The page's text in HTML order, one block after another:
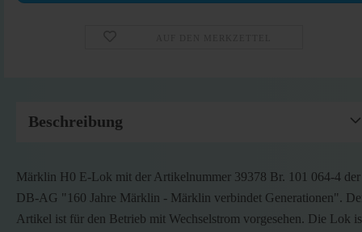
Beschreibung
Märklin H0 E-Lok mit der Artikelnummer 39378 Br. 101 064-4 der
DB-AG "160 Jahre Märklin - Märklin verbindet Generationen".
Artikel ist für den Betrieb mit Wechselstrom vorgesehen. Die Lok